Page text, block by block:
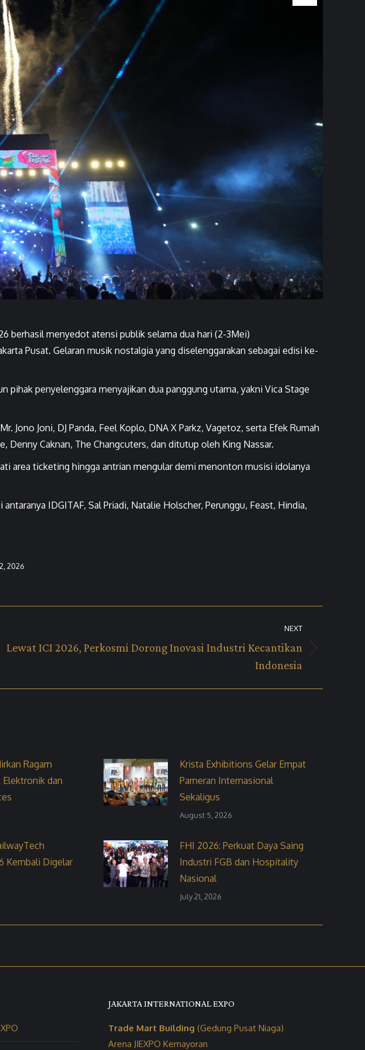
berhasil menyedot atensi publik selama dua hari (2-3Mei)
Pusat. Gelaran musik nostalgia yang diselenggarakan sebagai edisi ke-
penyelenggara menyajikan dua panggung utama, yakni Vica Stage
Jono Joni, DJ Panda, Feel Koplo, DNA X Parkz, Vagetoz, serta Efek Rumah
Denny Caknan, The Changcuters, dan ditutup oleh King Nassar.
area ticketing hingga antrian mengular demi menonton musisi idolanya
IDGITAF, Sal Priadi, Natalie Holscher, Perunggu, Feast, Hindia,
2026
NEXT
Lewat ICI 2026, Perkosmi Dorong Inovasi Industri Kecantikan
Indonesia
Ragam
dan
Krista Exhibitions Gelar Empat
Pameran Internasional
Sekaligus
August 5, 2026
Kembali Digelar
FHI 2026: Perkuat Daya Saing
Industri FGB dan Hospitality
Nasional
July 21, 2026
JAKARTA INTERNATIONAL EXPO
Trade Mart Building (Gedung Pusat Niaga)
Arena JIEXPO Kemayoran